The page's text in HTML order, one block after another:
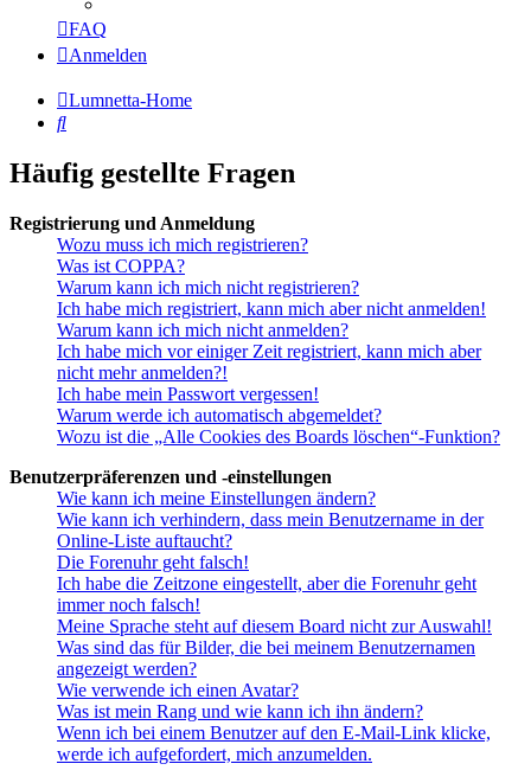
FAQ
Anmelden
Lumnetta-Home
Suche
Häufig gestellte Fragen
Registrierung und Anmeldung
Wozu muss ich mich registrieren?
Was ist COPPA?
Warum kann ich mich nicht registrieren?
Ich habe mich registriert, kann mich aber nicht anmelden!
Warum kann ich mich nicht anmelden?
Ich habe mich vor einiger Zeit registriert, kann mich aber
nicht mehr anmelden?!
Ich habe mein Passwort vergessen!
Warum werde ich automatisch abgemeldet?
Wozu ist die „Alle Cookies des Boards löschen“-Funktion?
Benutzerpräferenzen und -einstellungen
Wie kann ich meine Einstellungen ändern?
Wie kann ich verhindern, dass mein Benutzername in der
Online-Liste auftaucht?
Die Forenuhr geht falsch!
Ich habe die Zeitzone eingestellt, aber die Forenuhr geht
immer noch falsch!
Meine Sprache steht auf diesem Board nicht zur Auswahl!
Was sind das für Bilder, die bei meinem Benutzernamen
angezeigt werden?
Wie verwende ich einen Avatar?
Was ist mein Rang und wie kann ich ihn ändern?
Wenn ich bei einem Benutzer auf den E-Mail-Link klicke,
werde ich aufgefordert, mich anzumelden.